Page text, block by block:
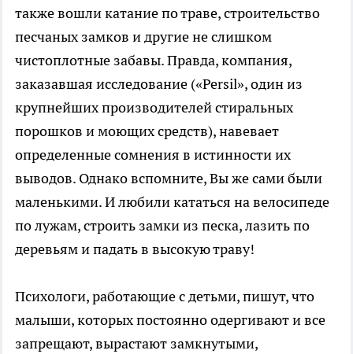
также вошли катание по траве, строительство
песчаных замков и другие не слишком
чистоплотные забавы. Правда, компания,
заказавшая исследование («Persil», один из
крупнейших производителей стиральных
порошков и моющих средств), навевает
определенные сомнения в истинности их
выводов. Однако вспомните, Вы же сами были
маленькими. И любили кататься на велосипеде
по лужам, строить замки из песка, лазить по
деревьям и падать в высокую траву!
Психологи, работающие с детьми, пишут, что
малыши, которых постоянно одергивают и все
запрещают, вырастают замкнутыми,